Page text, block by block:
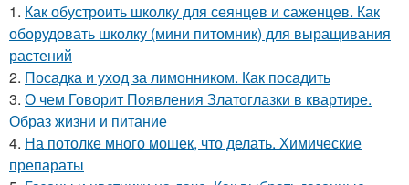
1. Как обустроить школку для сеянцев и саженцев. Как
оборудовать школку (мини питомник) для выращивания
растений
2. Посадка и уход за лимонником. Как посадить
3. О чем Говорит Появления Златоглазки в квартире.
Образ жизни и питание
4. На потолке много мошек, что делать. Химические
препараты